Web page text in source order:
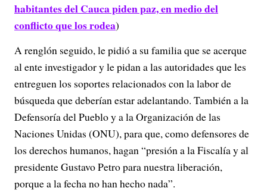
habitantes del Cauca piden paz, en medio del
conflicto que los rodea)
A renglón seguido, le pidió a su familia que se acerque
al ente investigador y le pidan a las autoridades que les
entreguen los soportes relacionados con la labor de
búsqueda que deberían estar adelantando. También a la
Defensoría del Pueblo y a la Organización de las
Naciones Unidas (ONU), para que, como defensores de
los derechos humanos, hagan “presión a la Fiscalía y al
presidente Gustavo Petro para nuestra liberación,
porque a la fecha no han hecho nada”.